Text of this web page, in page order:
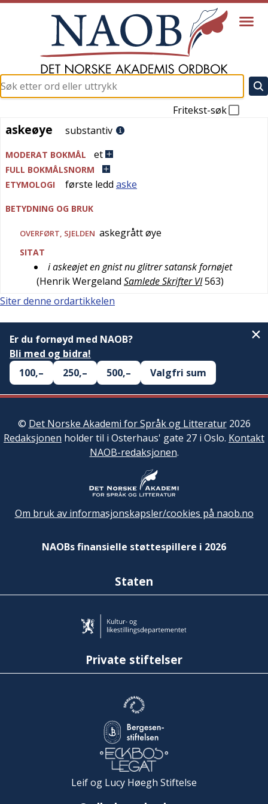
Fritekst-søk
askeøye
askeøye substantiv
MODERAT BOKMÅL et
FULL BOKMÅLSNORM
ETYMOLOGI
første ledd aske
BETYDNING OG BRUK
OVERFØRT, SJELDEN askegrått øye
SITAT
i askeøjet en gnist nu glitrer satansk fornøjet
(Henrik Wergeland Samlede Skrifter VI563)
Siter denne ordartikkelen
Er du fornøyd med NAOB?
Bli med og bidra!
100,–
250,– 500,– Valgfri sum
© Det Norske Akademi for Språk og Litteratur2026
Redaksjonen holder til i Osterhaus' gate 27 i Oslo. Kontakt
NAOB-redaksjonen.
Om bruk av informasjonskapsler/cookies på naob.no
NAOBs finansielle støttespillere i 2026
Staten
Private stiftelser
Leif og Lucy Høegh Stiftelse